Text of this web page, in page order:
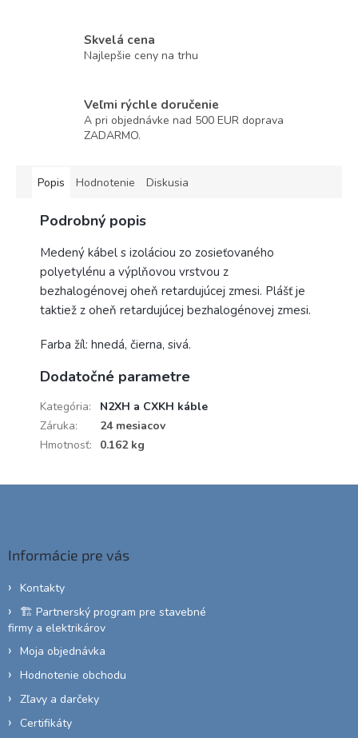
Skvelá cena
Najlepšie ceny na trhu
Veľmi rýchle doručenie
A pri objednávke nad 500 EUR doprava
ZADARMO.
Popis Hodnotenie Diskusia
Podrobný popis
Medený kábel s izoláciou zo zosieťovaného
polyetylénu a výplňovou vrstvou z
bezhalogénovej oheň retardujúcej zmesi. Plášť je
taktiež z oheň retardujúcej bezhalogénovej zmesi.
Farba žíl: hnedá, čierna, sivá.
Dodatočné parametre
Kategória:
N2XH a CXKH káble
Záruka:
24 mesiacov
Hmotnosť: 0.162 kg
Informácie pre vás
Kontakty
🏗️ Partnerský program pre stavebné
firmy a elektrikárov
Moja objednávka
Hodnotenie obchodu
Zľavy a darčeky
Certifikáty